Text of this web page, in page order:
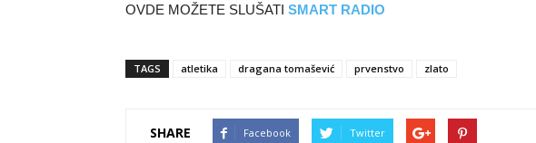
OVDE MOŽETE SLUŠATI SMART RADIO
TAGS atletika dragana tomašević prvenstvo zlato
SHARE Facebook Twitter